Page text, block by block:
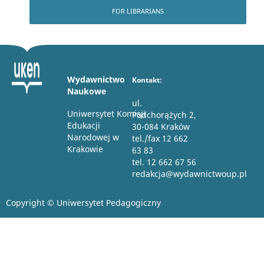
FOR LIBRARIANS
Wydawnictwo
Naukowe
Uniwersytet Komisji
Edukacji
Narodowej w
Krakowie
Kontakt:
ul.
Podchorążych 2,
30-084 Kraków
tel./fax 12 662
63 83
tel. 12 662 67 56
redakcja@wydawnictwoup.pl
Copyright © Uniwersytet Pedagogiczny